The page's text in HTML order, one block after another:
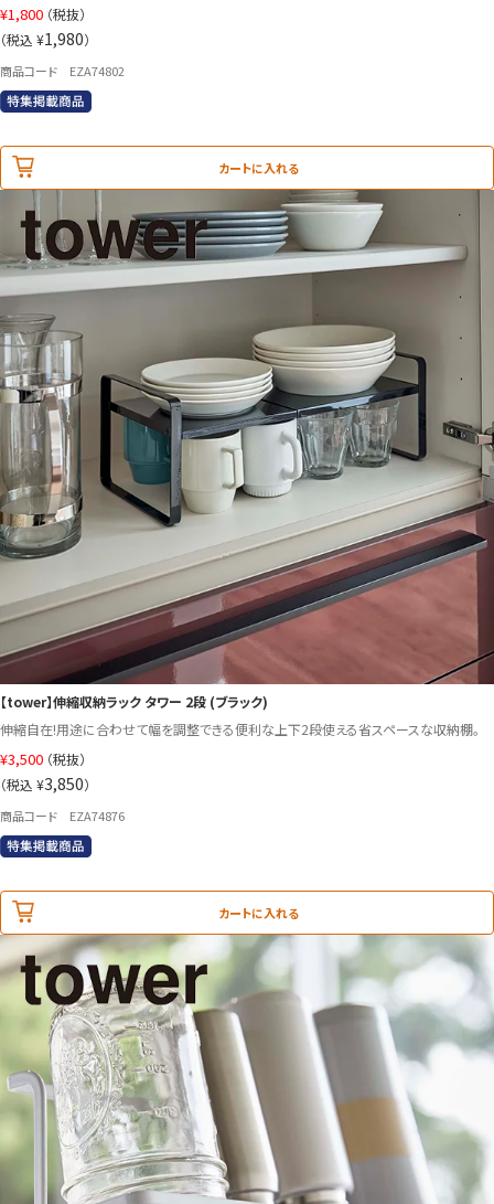
¥1,800 （税抜）
（税込 ¥1,980）
商品コード EZA74802
カートに入れる
【tower】伸縮収納ラック タワー 2段 (ブラック)
伸縮自在!用途に合わせて幅を調整できる便利な上下2段使える省スペースな収納棚。
¥3,500 （税抜）
（税込 ¥3,850）
商品コード EZA74876
カートに入れる